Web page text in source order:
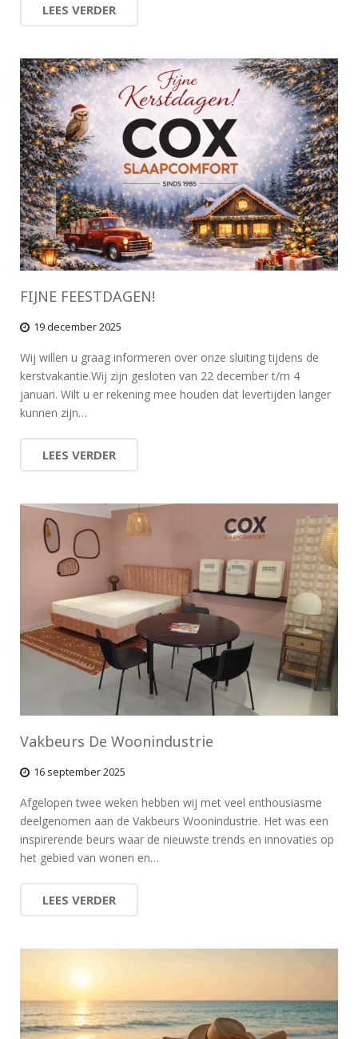
LEES VERDER
FIJNE FEESTDAGEN!
19 december 2025
Wij willen u graag informeren over onze sluiting tijdens de
kerstvakantie.Wij zijn gesloten van 22 december t/m 4
januari. Wilt u er rekening mee houden dat levertijden langer
kunnen zijn…
LEES VERDER
Vakbeurs De Woonindustrie
16 september 2025
Afgelopen twee weken hebben wij met veel enthousiasme
deelgenomen aan de Vakbeurs Woonindustrie. Het was een
inspirerende beurs waar de nieuwste trends en innovaties op
het gebied van wonen en…
LEES VERDER